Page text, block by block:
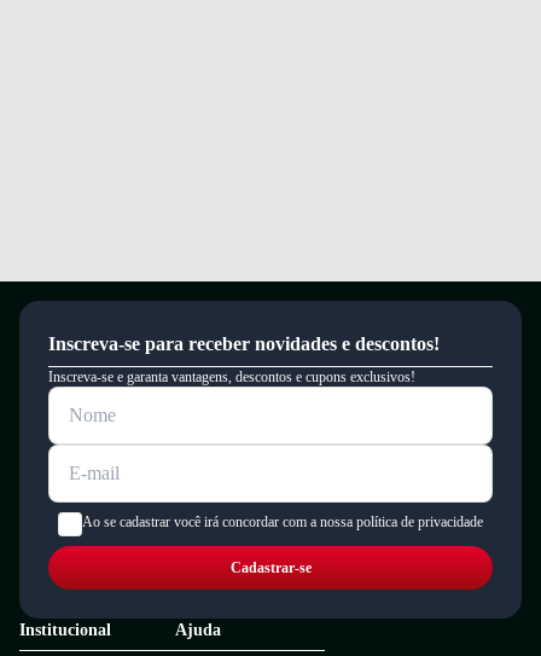
Inscreva-se para receber novidades e descontos!
Inscreva-se e garanta vantagens, descontos e cupons exclusivos!
Ao se cadastrar você irá concordar com a nossa política de privacidade
Cadastrar-se
Institucional
Ajuda